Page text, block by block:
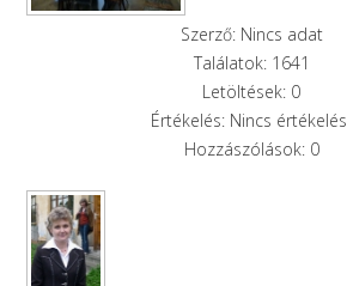
Szerző: Nincs adat
Találatok: 1641
Letöltések: 0
Értékelés: Nincs értékelés
Hozzászólások: 0